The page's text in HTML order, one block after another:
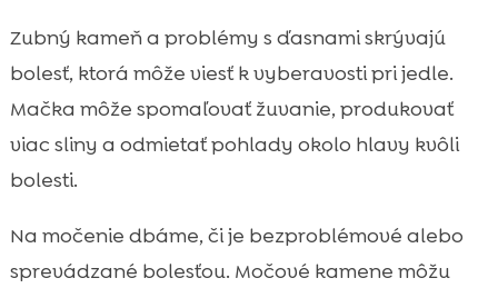
Zubný kameň a problémy s ďasnami skrývajú
bolesť, ktorá môže viesť k vyberavosti pri jedle.
Mačka môže spomaľovať žuvanie, produkovať
viac sliny a odmietať pohlady okolo hlavy kvôli
bolesti.
Na močenie dbáme, či je bezproblémové alebo
sprevádzané bolesťou. Močové kamene môžu